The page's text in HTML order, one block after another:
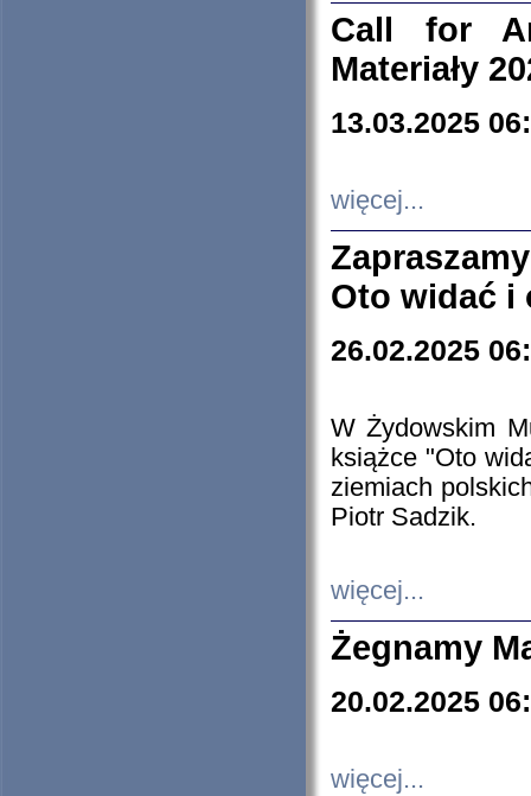
Call for
Materiały
13.03.2025
więcej...
Oto widać i
26.02.2025
W Żydowskim
książce "Oto
ziemiach
Piotr Sadzik.
więcej...
Żegnamy
20.02.2025
więcej...